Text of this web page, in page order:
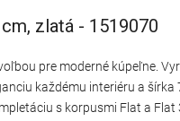
zlatá - 1519070
pre moderné kúpeľne.
každému interiéru a
s korpusmi Flat a Flat